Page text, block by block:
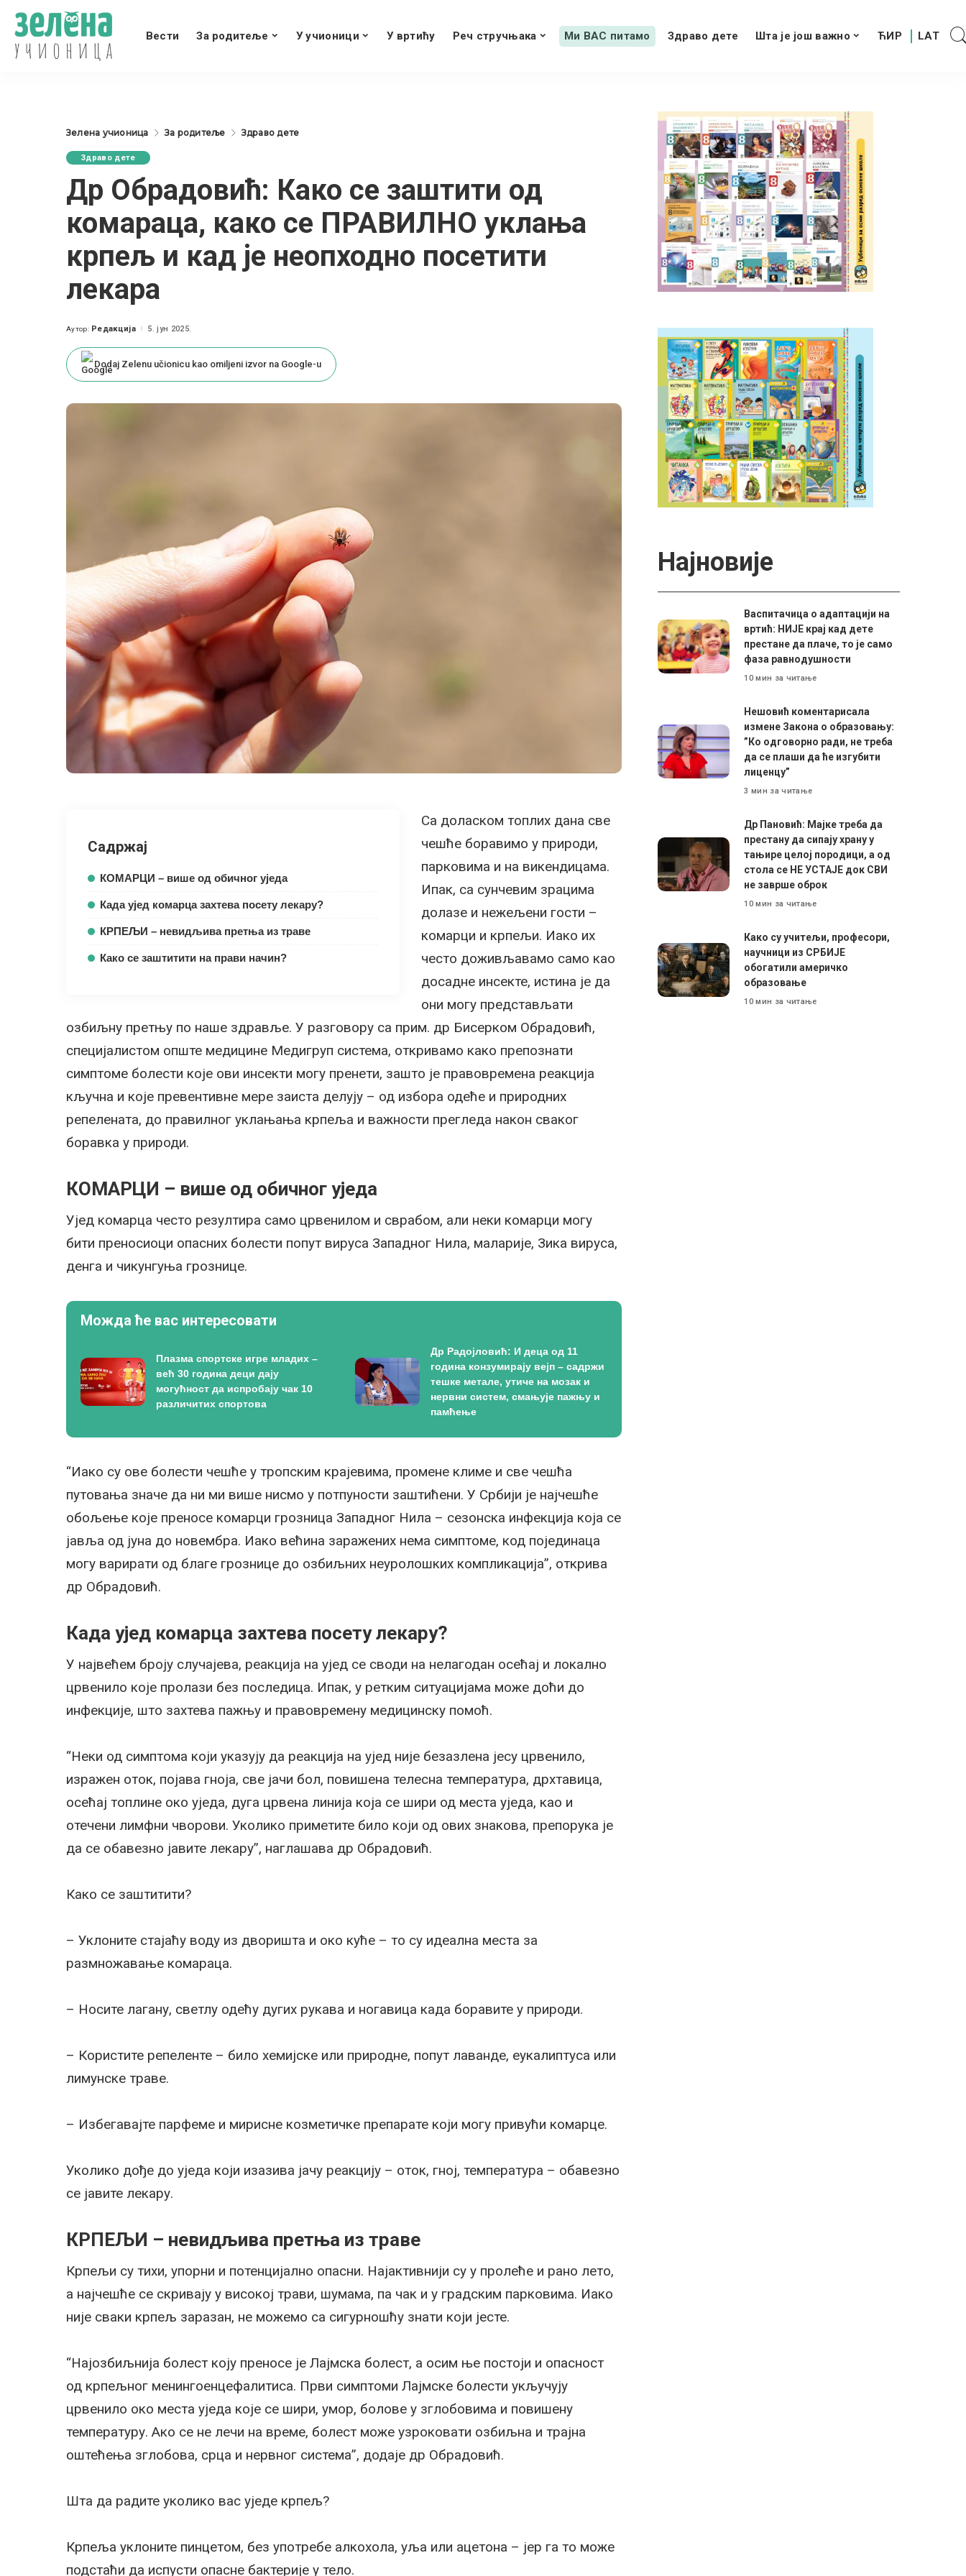
Вести За родитеље У учионици У вртићу Реч стручњака Ми ВАС питамо Здраво дете Шта је још важно
Зелена учионица За родитеље Здраво дете
Здраво дете
Др Обрадовић: Како се заштити од
комараца, како се ПРАВИЛНО уклања
крпељ и кад је неопходно посетити
лекара
Posted
Аутор: Редакција 5. јун 2025.
Dodaj Zelenu učionicu kao omiljeni izvor na Google-u
Садржај
КОМАРЦИ – више од обичног уједа
Када ујед комарца захтева посету лекару?
КРПЕЉИ – невидљива претња из траве
Како се заштитити на прави начин?
Са доласком топлих дана све
чешће боравимо у природи,
парковима и на викендицама.
Ипак, са сунчевим зрацима
долазе и нежељени гости –
комарци и крпељи. Иако их
често доживљавамо само као
досадне инсекте, истина је да
они могу представљати
озбиљну претњу по наше здравље. У разговору са прим. др Бисерком Обрадовић,
специјалистом опште медицине Медигруп система, откривамо како препознати
симптоме болести које ови инсекти могу пренети, зашто је правовремена реакција
кључна и које превентивне мере заиста делују – од избора одеће и природних
репелената, до правилног уклањања крпеља и важности прегледа након сваког
боравка у природи.
КОМАРЦИ – више од обичног уједа
Ујед комарца често резултира само црвенилом и сврабом, али неки комарци могу
бити преносиоци опасних болести попут вируса Западног Нила, маларије, Зика вируса,
денга и чикунгуња грознице.
Можда ће вас интересовати
Плазма спортске игре младих –
већ 30 година деци дају
могућност да испробају чак 10
различитих спортова
Др Радојловић: И деца од 11
година конзумирају вејп – садржи
тешке метале, утиче на мозак и
нервни систем, смањује пажњу и
памћење
“Иако су ове болести чешће у тропским крајевима, промене климе и све чешћа
путовања значе да ни ми више нисмо у потпуности заштићени. У Србији је најчешће
обољење које преносе комарци грозница Западног Нила – сезонска инфекција која се
јавља од јуна до новембра. Иако већина заражених нема симптоме, код појединаца
могу варирати од благе грознице до озбиљних неуролошких компликација”, открива
др Обрадовић.
Када ујед комарца захтева посету лекару?
У највећем броју случајева, реакција на ујед се своди на нелагодан осећај и локално
црвенило које пролази без последица. Ипак, у ретким ситуацијама може доћи до
инфекције, што захтева пажњу и правовремену медицинску помоћ.
“Неки од симптома који указују да реакција на ујед није безазлена јесу црвенило,
изражен оток, појава гноја, све јачи бол, повишена телесна температура, дрхтавица,
осећај топлине око уједа, дуга црвена линија која се шири од места уједа, као и
отечени лимфни чворови. Уколико приметите било који од ових знакова, препорука је
да се обавезно јавите лекару”, наглашава др Обрадовић.
Како се заштитити?
– Уклоните стајаћу воду из дворишта и око куће – то су идеална места за
размножавање комараца.
– Носите лагану, светлу одећу дугих рукава и ногавица када боравите у природи.
– Користите репеленте – било хемијске или природне, попут лаванде, еукалиптуса или
лимунске траве.
– Избегавајте парфеме и мирисне козметичке препарате који могу привући комарце.
Уколико дође до уједа који изазива јачу реакцију – оток, гној, температура – обавезно
се јавите лекару.
КРПЕЉИ – невидљива претња из траве
Крпељи су тихи, упорни и потенцијално опасни. Најактивнији су у пролеће и рано лето,
а најчешће се скривају у високој трави, шумама, па чак и у градским парковима. Иако
није сваки крпељ заразан, не можемо са сигурношћу знати који јесте.
“Најозбиљнија болест коју преносе је Лајмска болест, а осим ње постоји и опасност
од крпељног менингоенцефалитиса. Први симптоми Лајмске болести укључују
црвенило око места уједа које се шири, умор, болове у зглобовима и повишену
температуру. Ако се не лечи на време, болест може узроковати озбиљна и трајна
оштећења зглобова, срца и нервног система”, додаје др Обрадовић.
Шта да радите уколико вас уједе крпељ?
Крпеља уклоните пинцетом, без употребе алкохола, уља или ацетона – јер га то може
подстаћи да испусти опасне бактерије у тело.
Најновије
Васпитачица о адаптацији на
вртић: НИЈЕ крај кад дете
престане да плаче, то је само
фаза равнодушности
10 мин за читање
Нешовић коментарисала
измене Закона о образовању:
”Ко одговорно ради, не треба
да се плаши да ће изгубити
лиценцу”
3 мин за читање
Др Пановић: Мајке треба да
престану да сипају храну у
тањире целој породици, а од
стола се НЕ УСТАЈЕ док СВИ
не заврше оброк
10 мин за читање
Како су учитељи, професори,
научници из СРБИЈЕ
обогатили америчко
образовање
10 мин за читање